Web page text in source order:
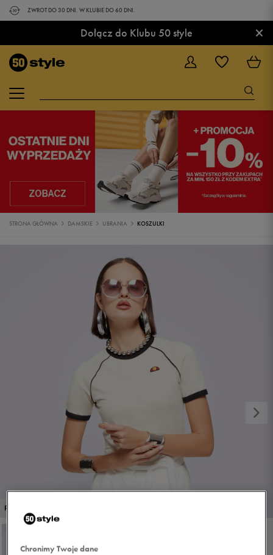
ZWROT DO 30 DNI. W KLUBIE DO 60 DNI.
Dołącz do Klubu 50 style ×
STRONA GŁÓWNA DAMSKIE UBRANIA KOSZULKI
PROMO: DO -30%
Chronimy Twoje dane